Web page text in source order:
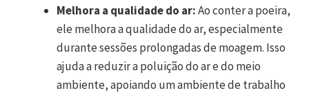
Melhora a qualidade do ar:Ao conter a poeira,
ele melhora a qualidade do ar, especialmente
durante sessões prolongadas de moagem. Isso
ajuda a reduzir a poluição do ar e do meio
ambiente, apoiando um ambiente de trabalho